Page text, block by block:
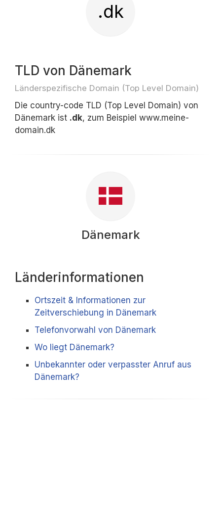
.dk
TLD von Dänemark
Länderspezifische Domain (Top Level Domain)
Die country-code TLD (Top Level Domain) von
Dänemark ist .dk, zum Beispiel www.meine-
domain.dk
Dänemark
Länderinformationen
Ortszeit & Informationen zur
Zeitverschiebung in Dänemark
Telefonvorwahl von Dänemark
Wo liegt Dänemark?
Unbekannter oder verpasster Anruf aus
Dänemark?